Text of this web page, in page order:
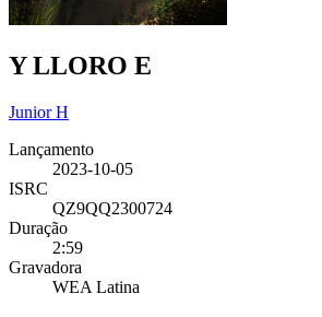
Y LLORO E
Junior H
Lançamento
2023-10-05
ISRC
QZ9QQ2300724
Duração
2:59
Gravadora
WEA Latina